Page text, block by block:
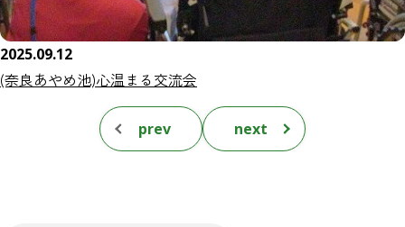
2025.09.12
(奈良あやめ池)心温まる交流会
prev next